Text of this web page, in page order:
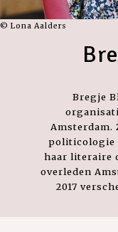
© Lona Aalders
Bregje
Amsterdam.
politicologie
haar literaire
overleden
2017